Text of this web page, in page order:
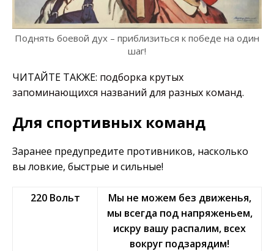
Поднять боевой дух – приблизиться к победе на один
шаг!
ЧИТАЙТЕ ТАКЖЕ: подборка крутых
запоминающихся названий для разных команд.
Для спортивных команд
Заранее предупредите противников, насколько
вы ловкие, быстрые и сильные!
220 Вольт
Мы не можем без движенья,
мы всегда под напряженьем,
искру вашу распалим, всех
вокруг подзарядим!